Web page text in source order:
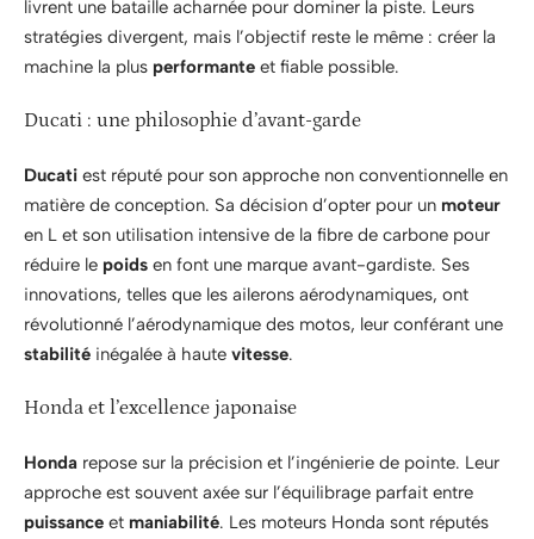
livrent une bataille acharnée pour dominer la piste. Leurs
stratégies divergent, mais l’objectif reste le même : créer la
machine la plus performante et fiable possible.
Ducati : une philosophie d’avant-garde
Ducati est réputé pour son approche non conventionnelle en
matière de conception. Sa décision d’opter pour un moteur
en L et son utilisation intensive de la fibre de carbone pour
réduire le poids en font une marque avant-gardiste. Ses
innovations, telles que les ailerons aérodynamiques, ont
révolutionné l’aérodynamique des motos, leur conférant une
stabilité inégalée à haute vitesse.
Honda et l’excellence japonaise
Honda repose sur la précision et l’ingénierie de pointe. Leur
approche est souvent axée sur l’équilibrage parfait entre
puissance et maniabilité. Les moteurs Honda sont réputés